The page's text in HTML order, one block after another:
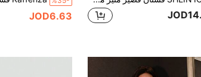
JOD6.63